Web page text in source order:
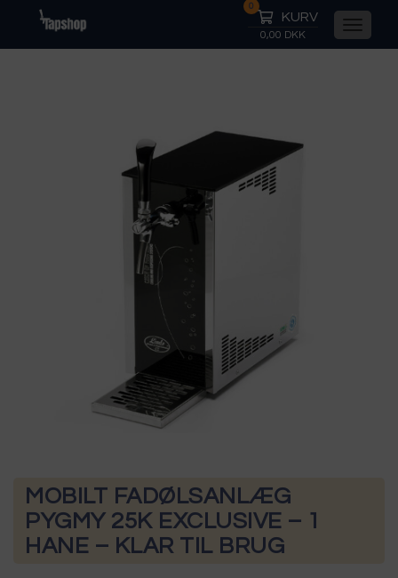
0
KURV
0,00 DKK
MOBILT FADØLSANLÆG
PYGMY 25K EXCLUSIVE – 1
HANE – KLAR TIL BRUG